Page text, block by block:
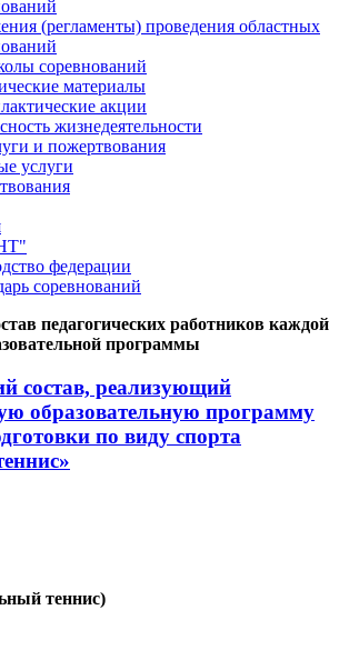
(регламенты) проведения областных
соревнований
материалы
акции
жизнедеятельности
и пожертвования
услуги
федерации
соревнований
педагогических работников каждой
программы
состав, реализующий
образовательную программу
по виду спорта
теннис)